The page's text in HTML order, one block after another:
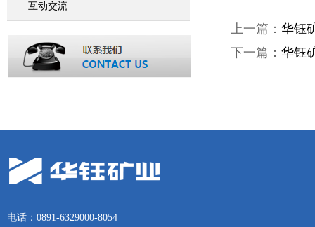
互动交流
上一篇： 华钰
下一篇： 华钰
电话：0891-6329000-8054